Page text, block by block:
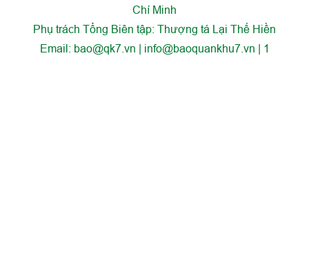
Chí Minh
Phụ trách Tổng Biên tập: Thượng tá Lại Thế Hiền
Email: bao@qk7.vn | info@baoquankhu7.vn | 1